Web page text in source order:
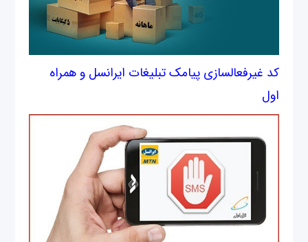
کد غیرفعالسازی پیامک تبلیغات ایرانسل و همراه
اول